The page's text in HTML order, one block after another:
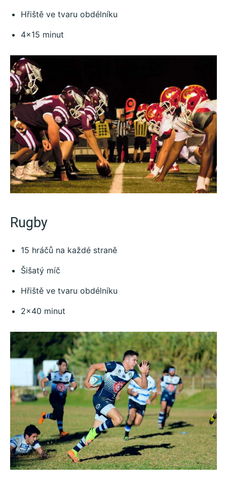
Hřiště ve tvaru obdélníku
4×15 minut
Rugby
15 hráčů na každé straně
Šišatý míč
Hřiště ve tvaru obdélníku
2×40 minut